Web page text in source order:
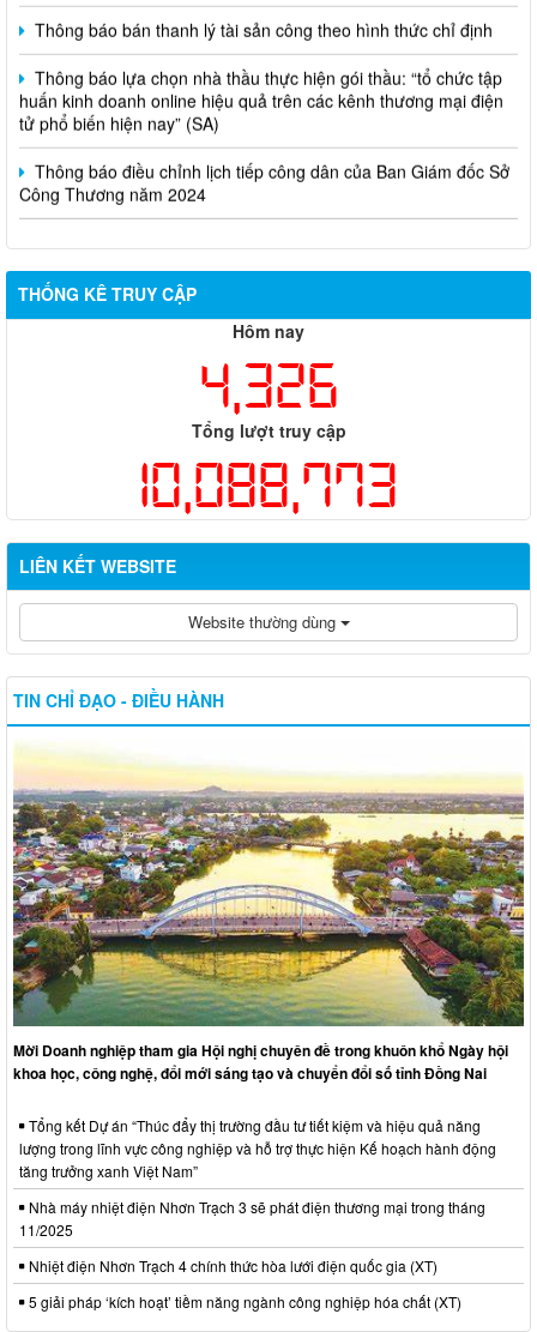
Thông báo bán thanh lý tài sản công theo hình thức chỉ định
Thông báo lựa chọn nhà thầu thực hiện gói thầu: “tổ chức tập
huấn kinh doanh online hiệu quả trên các kênh thương mại điện
tử phổ biến hiện nay” (SA)
Thông báo điều chỉnh lịch tiếp công dân của Ban Giám đốc Sở
Công Thương năm 2024
THỐNG KÊ TRUY CẬP
Hôm nay
4,326
Tổng lượt truy cập
10,088,773
LIÊN KẾT WEBSITE
Website thường dùng
TIN CHỈ ĐẠO - ĐIỀU HÀNH
Mời Doanh nghiệp tham gia Hội nghị chuyên đề trong khuôn khổ Ngày hội
khoa học, công nghệ, đổi mới sáng tạo và chuyển đổi số tỉnh Đồng Nai
Tổng kết Dự án “Thúc đẩy thị trường đầu tư tiết kiệm và hiệu quả năng
lượng trong lĩnh vực công nghiệp và hỗ trợ thực hiện Kế hoạch hành động
tăng trưởng xanh Việt Nam”
Nhà máy nhiệt điện Nhơn Trạch 3 sẽ phát điện thương mại trong tháng
11/2025
Nhiệt điện Nhơn Trạch 4 chính thức hòa lưới điện quốc gia (XT)
5 giải pháp ‘kích hoạt’ tiềm năng ngành công nghiệp hóa chất (XT)